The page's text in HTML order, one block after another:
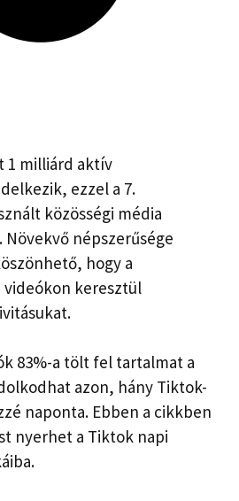
1 milliárd aktív
ezzel a 7.
közösségi média
népszerűsége
hogy a
keresztül
83%-a tölt fel tartalmat a
azon, hány Tiktok-
naponta. Ebben a cikkben
nyerhet a Tiktok napi